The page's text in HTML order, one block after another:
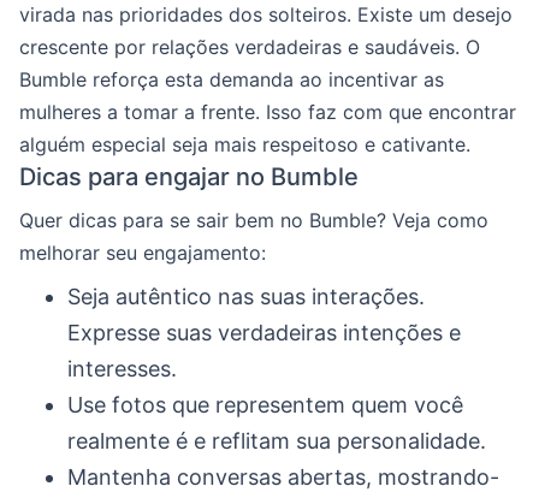
virada nas prioridades dos solteiros. Existe um desejo
crescente por relações verdadeiras e saudáveis. O
Bumble reforça esta demanda ao incentivar as
mulheres a tomar a frente. Isso faz com que encontrar
alguém especial seja mais respeitoso e cativante.
Dicas para engajar no Bumble
Quer dicas para se sair bem no Bumble? Veja como
melhorar seu engajamento:
Seja autêntico nas suas interações.
Expresse suas verdadeiras intenções e
interesses.
Use fotos que representem quem você
realmente é e reflitam sua personalidade.
Mantenha conversas abertas, mostrando-